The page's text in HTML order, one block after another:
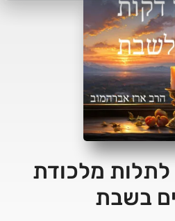
648 – לתלות מלכודת
בשבת